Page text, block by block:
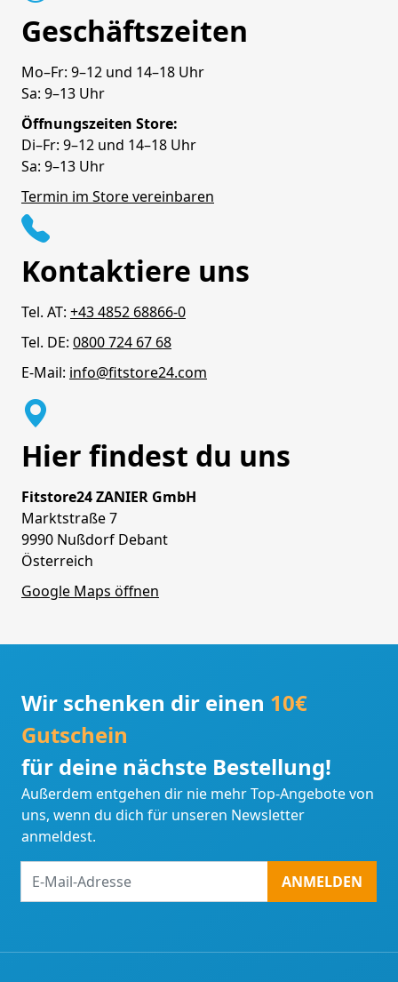
Geschäftszeiten
Mo–Fr: 9–12 und 14–18 Uhr
Sa: 9–13 Uhr
Öffnungszeiten Store:
Di–Fr: 9–12 und 14–18 Uhr
Sa: 9–13 Uhr
Termin im Store vereinbaren
Kontaktiere uns
Tel. AT: +43 4852 68866-0
Tel. DE: 0800 724 67 68
E-Mail: info@fitstore24.com
Hier findest du uns
Fitstore24 ZANIER GmbH
Marktstraße 7
9990 Nußdorf Debant
Österreich
Google Maps öffnen
Wir schenken dir einen 10€
Gutschein
für deine nächste Bestellung!
Außerdem entgehen dir nie mehr Top-Angebote von
uns, wenn du dich für unseren Newsletter
anmeldest.
Mail-
ANMELDEN